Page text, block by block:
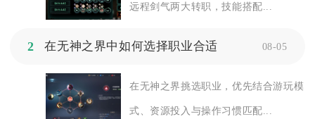
远程剑气两大转职，技能搭配...
2 在无神之界中如何选择职业合适 08-05
在无神之界挑选职业，优先结合游玩模
式、资源投入与操作习惯匹配...